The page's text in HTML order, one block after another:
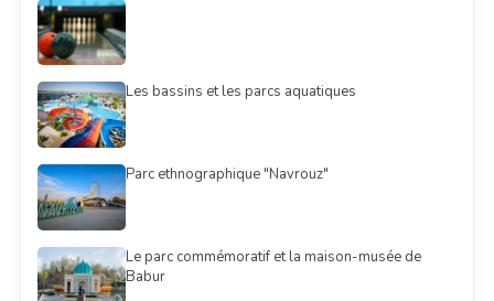
Les bassins et les parcs aquatiques
Parc ethnographique "Navrouz"
Le parc commémoratif et la maison-musée de
Babur